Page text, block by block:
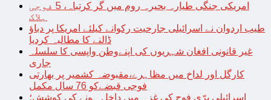
امریکی جنگی طیارہ بحیرہ روم میں گر کرتباہ، 5 فوجی
ہلاک
طیب اردوان نے اسرائیلی جارحیت رکوانے کیلئے امریکا پر دباؤ
ڈالنے کا مطالبہ کردیا
غیر قانونی افغان شہریوں کی اپنےوطن واپسی کا سلسلہ
جاری
کارگل اور لداخ میں مظاہرے،مقبوضہ کشمیر پر بھارتی
فوجی قبضےکو 76 سال مکمل
اسرائیلی برّی فوج کی غزہ میں داخل ہونے کی کوشش؛